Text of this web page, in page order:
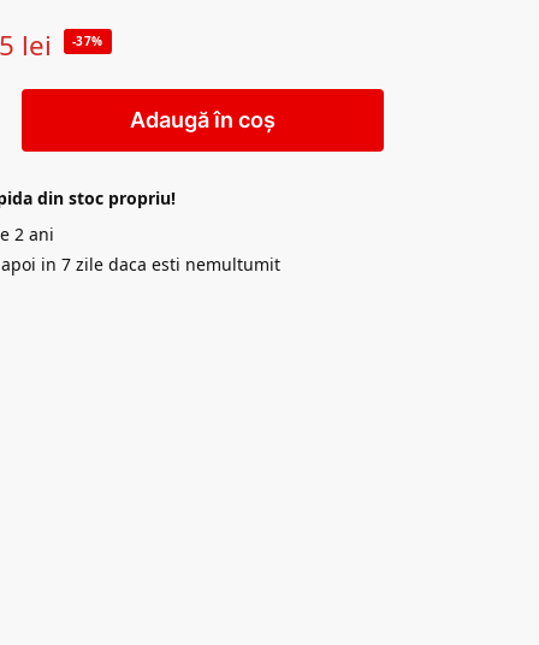
lei -37%
Adaugă în coș
din stoc propriu!
2 ani
in 7 zile daca esti nemultumit